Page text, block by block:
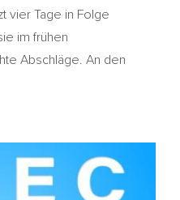
vier Tage in Folge
im frühen
Abschläge. An den